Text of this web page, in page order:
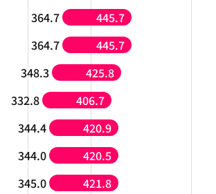
364.7 445.7
364.7 445.7
348.3 425.8
332.8 406.7
344.4 420.9
344.0 420.5
345.0 421.8